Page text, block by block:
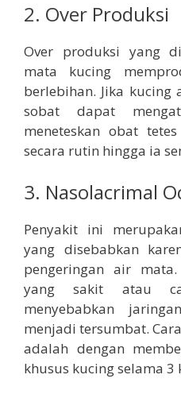
2. Over Produksi
Over produksi yang
mata kucing
berlebihan. Jika
sobat dapat
meneteskan obat
secara rutin hingga ia
3. Nasolacrimal
Penyakit ini
yang disebabkan
pengeringan air
yang sakit atau
menyebabkan
menjadi tersumbat.
adalah dengan
khusus kucing selama